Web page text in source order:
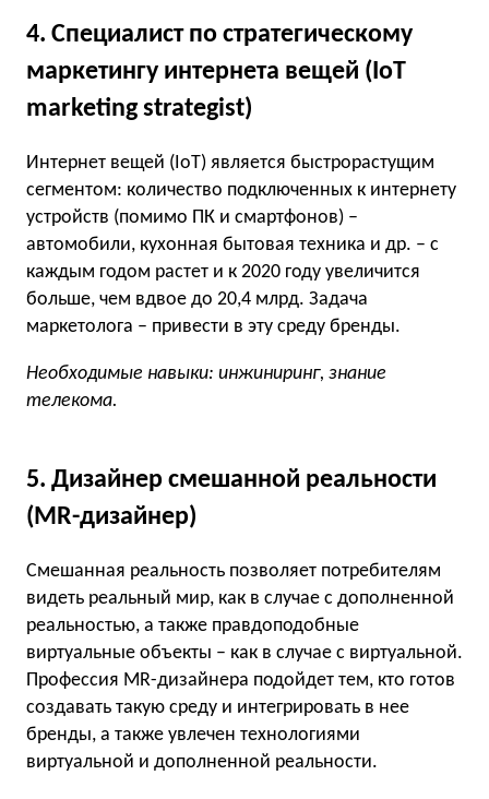
4. Специалист по стратегическому
маркетингу интернета вещей (IoT
marketing strategist)
Интернет вещей (IoT) является быстрорастущим
сегментом: количество подключенных к интернету
устройств (помимо ПК и смартфонов) –
автомобили, кухонная бытовая техника и др. – с
каждым годом растет и к 2020 году увеличится
больше, чем вдвое до 20,4 млрд. Задача
маркетолога – привести в эту среду бренды.
Необходимые навыки: инжиниринг, знание
телекома.
5. Дизайнер смешанной реальности
(MR-дизайнер)
Смешанная реальность позволяет потребителям
видеть реальный мир, как в случае с дополненной
реальностью, а также правдоподобные
виртуальные объекты – как в случае с виртуальной.
Профессия MR-дизайнера подойдет тем, кто готов
создавать такую среду и интегрировать в нее
бренды, а также увлечен технологиями
виртуальной и дополненной реальности.